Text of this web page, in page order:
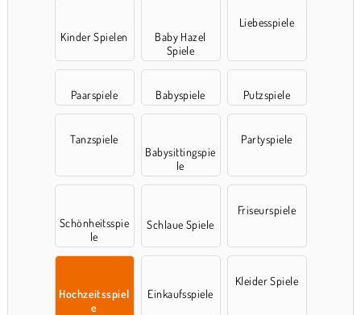
Kinder Spielen
Baby Hazel
Spiele
Liebesspiele
Paarspiele Babyspiele Putzspiele
Tanzspiele
Babysittingspie
le
Partyspiele
Schönheitsspie
le
Schlaue Spiele
Friseurspiele
Hochzeitsspiel
e
Einkaufsspiele
Kleider Spiele